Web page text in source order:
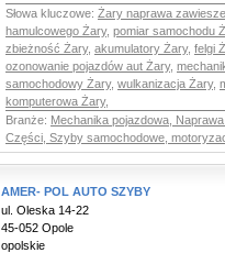
Słowa kluczowe: Żary naprawa
hamulcowego Żary, pomiar samochodu
zbieżność Żary, akumulatory Żary, felgi
ozonowanie pojazdów aut Żary,
samochodowy Żary, wulkanizacja Żary,
komputerowa Żary,
Branże: Mechanika pojazdowa,
Części, Szyby samochodowe,
AMER- POL AUTO SZYBY
ul. Oleska 14-22
45-052 Opole
opolskie